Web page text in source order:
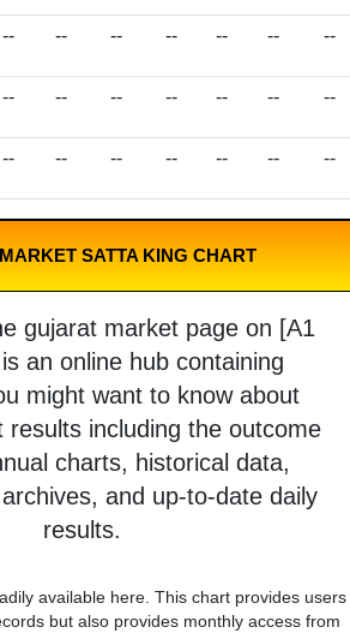
-- -- -- -- -- -- --
-- -- -- -- -- -- --
-- -- -- -- -- -- --
SATTA KING CHART
gujarat market page on [A1
an online hub containing
might want to know about
results including the outcome
charts, historical data,
and up-to-date daily
results.
available here. This chart provides users
but also provides monthly access from